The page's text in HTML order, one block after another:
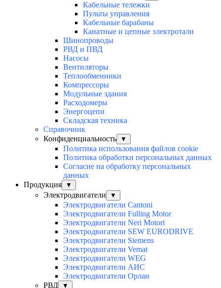
Кабельные тележки
Пульты управления
Кабельные барабаны
Канатные и цепные электротали
Шинопроводы
РВД и ПВД
Насосы
Вентиляторы
Теплообменники
Компрессоры
Модульные здания
Расходомеры
Энергоцепи
Складская техника
Справочник
Конфиденциальность
▼
Политика использования файлов cookie
Политика обработки персональных данных
Согласие на обработку персональных
данных
Продукция
▼
Электродвигатели ▼
Электродвигатели Cantoni
Электродвигатели Fulling Motor
Электродвигатели Neri Motori
Электродвигатели SEW EURODRIVE
Электродвигатели Siemens
Электродвигатели Vemat
Электродвигатели WEG
Электродвигатели АИС
Электродвигатели Орлан
РВД
▼